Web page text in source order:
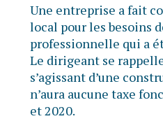
Une entreprise a fait
local pour les besoins
professionnelle qui a
Le dirigeant se
s’agissant d’une
n’aura aucune taxe
et 2020.